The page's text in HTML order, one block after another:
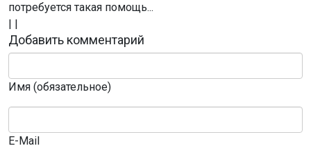
потребуется такая помощь...
| |
Добавить комментарий
Имя (обязательное)
E-Mail